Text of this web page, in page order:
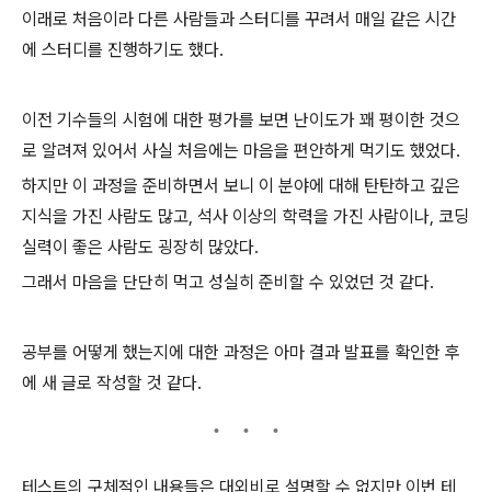
이래로 처음이라 다른 사람들과 스터디를 꾸려서 매일 같은 시간
에 스터디를 진행하기도 했다.
이전 기수들의 시험에 대한 평가를 보면 난이도가 꽤 평이한 것으
로 알려져 있어서 사실 처음에는 마음을 편안하게 먹기도 했었다.
하지만 이 과정을 준비하면서 보니 이 분야에 대해 탄탄하고 깊은
지식을 가진 사람도 많고, 석사 이상의 학력을 가진 사람이나, 코딩
실력이 좋은 사람도 굉장히 많았다.
그래서 마음을 단단히 먹고 성실히 준비할 수 있었던 것 같다.
공부를 어떻게 했는지에 대한 과정은 아마 결과 발표를 확인한 후
에 새 글로 작성할 것 같다.
테스트의 구체적인 내용들은 대외비로 설명할 수 없지만 이번 테